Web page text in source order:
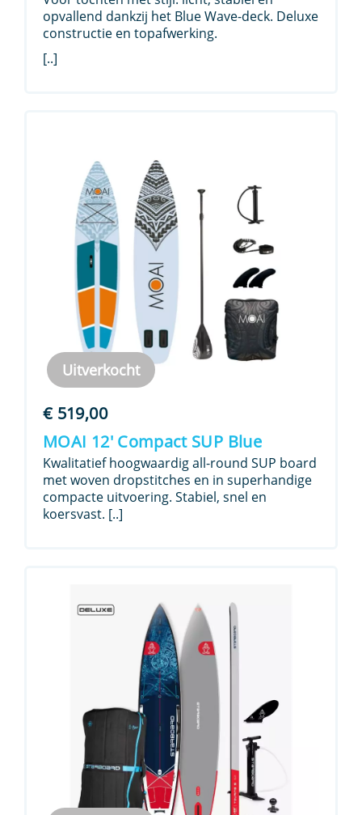
opvallend dankzij het Blue Wave-deck. Deluxe
constructie en topafwerking.
[..]
Uitverkocht
€519,00
MOAI 12′ Compact SUP Blue
Kwalitatief hoogwaardig all-round SUP board
met woven dropstitches en in superhandige
compacte uitvoering. Stabiel, snel en
koersvast. [..]